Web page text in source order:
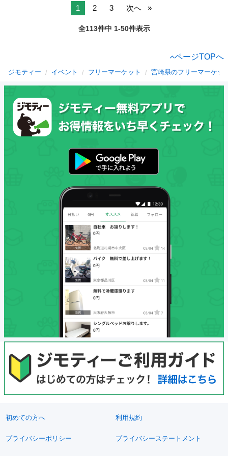
1 2 3 次へ
全113件中 1-50件表示
ページTOPへ
ジモティー イベント フリーマーケット 宮崎県のフリーマーケッ
初めての方へ 利用規約
プライバシーポリシー プライバシーステートメント